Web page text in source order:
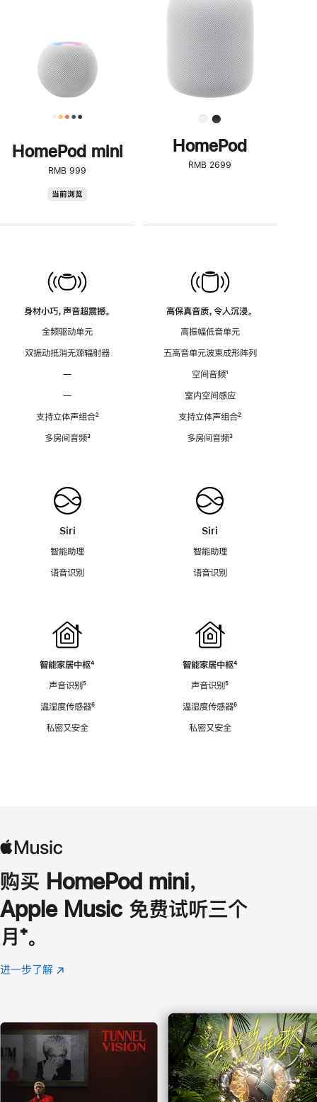
HomePod mini
RMB 999
当前浏览
身材小巧，声音超震撼。
全频驱动单元
双振动抵消无源辐射器
—
—
支持立体声组合脚
²
多房间音频脚
³
Siri
智能助理
语音识别
智能家居中枢脚
⁴
声音识别脚
⁵
温湿度传感器脚
⁶
私密又安全
了
解
HomePod<
HomePod
RMB 2699
高保真音质，令人沉浸。
高振幅低音单元
五高音单元波束成形阵列
空间音频脚
¹
室内空间感应
支持立体声组合脚
²
多房间音频脚
³
Siri
智能助理
语音识别
智能家居中枢脚
⁴
声音识别脚
⁵
温湿度传感器脚
⁶
私密又安全
购买 HomePod mini，
Apple Music 免费试听三个
月 脚
注
⁺。
进一步了解 Apple
(在
口
中
打
开)